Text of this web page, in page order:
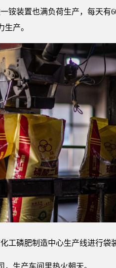
装置也满负荷生产，每天有
产。
工磷肥制造中心生产线进行袋
生产车间里热火朝天。